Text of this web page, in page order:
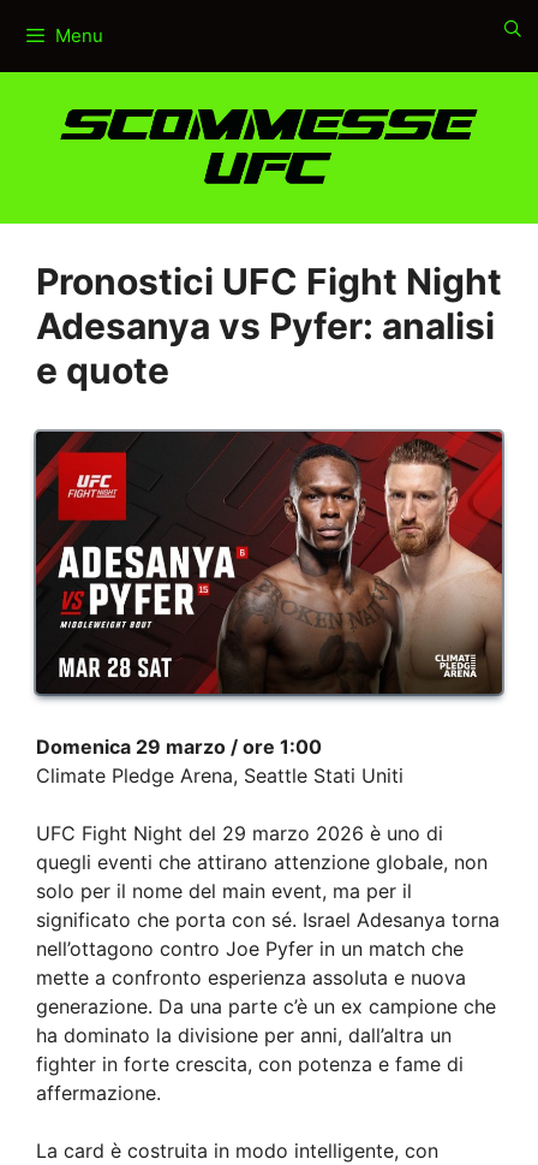
contenuto
Menu
Pronostici UFC Fight Night
Adesanya vs Pyfer: analisi
e quote
Domenica 29 marzo / ore 1:00
Climate Pledge Arena, Seattle Stati Uniti
UFC Fight Night del 29 marzo 2026 è uno di
quegli eventi che attirano attenzione globale, non
solo per il nome del main event, ma per il
significato che porta con sé. Israel Adesanya torna
nell’ottagono contro Joe Pyfer in un match che
mette a confronto esperienza assoluta e nuova
generazione. Da una parte c’è un ex campione che
ha dominato la divisione per anni, dall’altra un
fighter in forte crescita, con potenza e fame di
affermazione.
La card è costruita in modo intelligente, con